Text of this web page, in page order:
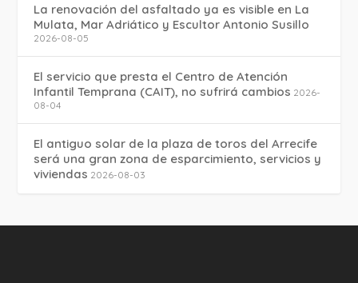
La renovación del asfaltado ya es visible en La
Mulata, Mar Adriático y Escultor Antonio Susillo
2026-08-05
El servicio que presta el Centro de Atención
Infantil Temprana (CAIT), no sufrirá cambios 2026-
08-04
El antiguo solar de la plaza de toros del Arrecife
será una gran zona de esparcimiento, servicios y
viviendas 2026-08-03